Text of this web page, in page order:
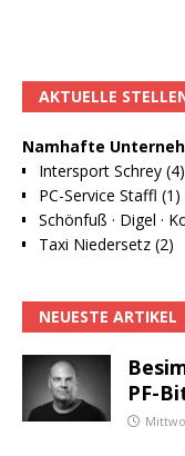
AKTUELLE
Namhafte
Intersport Schrey (4)
PC-Service Staffl (1)
Schönfuß · Digel ·
Taxi Niedersetz (2)
NEUESTE ARTIKEL
PF-